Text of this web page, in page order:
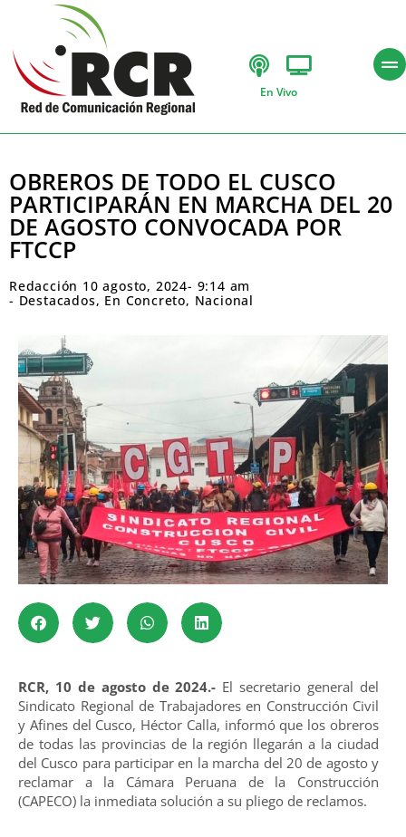
En Vivo
OBREROS DE TODO EL CUSCO
PARTICIPARÁN EN MARCHA DEL 20
DE AGOSTO CONVOCADA POR
FTCCP
Redacción 10 agosto, 2024- 9:14 am
- Destacados, En Concreto, Nacional
RCR, 10 de agosto de 2024.- El secretario general del
Sindicato Regional de Trabajadores en Construcción Civil
y Afines del Cusco, Héctor Calla, informó que los obreros
de todas las provincias de la región llegarán a la ciudad
del Cusco para participar en la marcha del 20 de agosto y
reclamar a la Cámara Peruana de la Construcción
(CAPECO) la inmediata solución a su pliego de reclamos.